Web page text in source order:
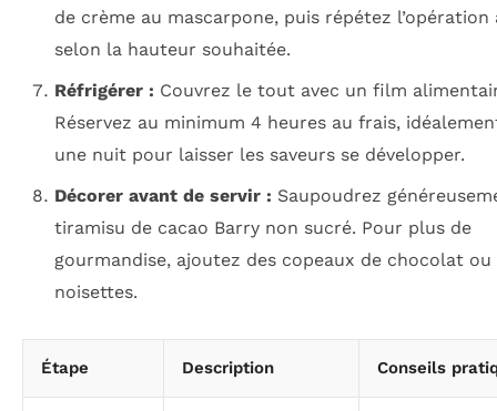
de crème au mascarpone, puis répétez l’opération
selon la hauteur souhaitée.
Réfrigérer : Couvrez le tout avec un film
Réservez au minimum 4 heures au frais,
une nuit pour laisser les saveurs se développer.
Décorer avant de servir : Saupoudrez
tiramisu de cacao Barry non sucré. Pour plus de
gourmandise, ajoutez des copeaux de chocolat ou
noisettes.
Étape Description Conseils